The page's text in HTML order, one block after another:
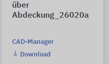
über
Abdeckung_26020a
CAD-Manager
Download